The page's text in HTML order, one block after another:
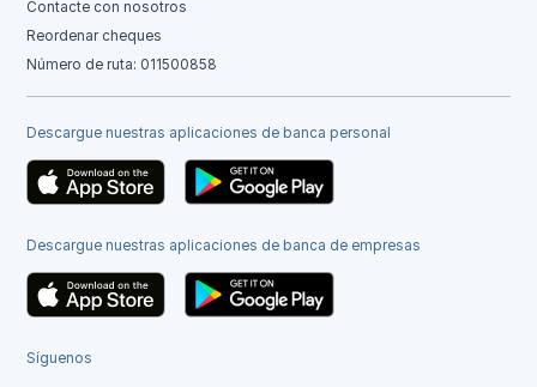
Contacte con nosotros
Reordenar cheques
Número de ruta: 011500858
Descargue nuestras aplicaciones de banca personal
Descargue nuestras aplicaciones de banca de empresas
Síguenos